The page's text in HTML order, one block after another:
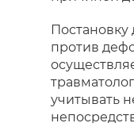
Постановку
против
учитывать